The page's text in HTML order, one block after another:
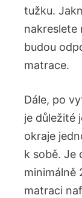
tužku.
nakreslete
budou
matrace.
Dále, po
je důležité
okraje
k sobě. Je
minimálně
matraci